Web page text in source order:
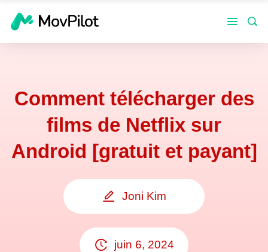
Comment télécharger des
films de Netflix sur
Android [gratuit et payant]
Joni Kim
juin 6, 2024